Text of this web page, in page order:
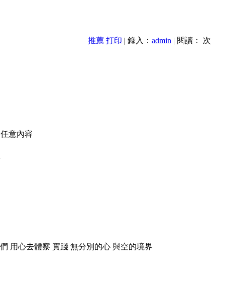
推薦 打印 | 錄入： admin | 閱讀： 次
意內容
用心去體察 實踐 無分別的心 與空的境界